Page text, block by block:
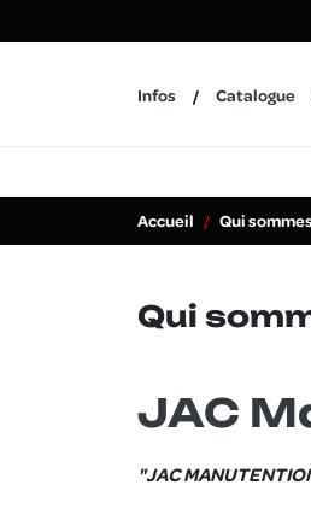
Infos Catalogue
Accueil Qui
Qui
JAC
"JAC